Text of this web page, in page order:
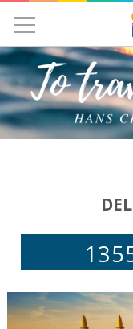
УЧЕНИЧЕСКИ
ЕКСКУРЗИИ
ПОЧИВКИ
САМОЛЕТНИ
ИЗПРАТИ